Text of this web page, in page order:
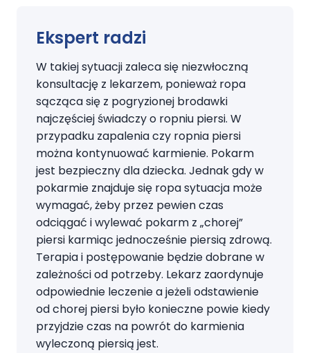
Ekspert radzi
W takiej sytuacji zaleca się niezwłoczną
konsultację z lekarzem, ponieważ ropa
sącząca się z pogryzionej brodawki
najczęściej świadczy o ropniu piersi. W
przypadku zapalenia czy ropnia piersi
można kontynuować karmienie. Pokarm
jest bezpieczny dla dziecka. Jednak gdy w
pokarmie znajduje się ropa sytuacja może
wymagać, żeby przez pewien czas
odciągać i wylewać pokarm z „chorej”
piersi karmiąc jednocześnie piersią zdrową.
Terapia i postępowanie będzie dobrane w
zależności od potrzeby. Lekarz zaordynuje
odpowiednie leczenie a jeżeli odstawienie
od chorej piersi było konieczne powie kiedy
przyjdzie czas na powrót do karmienia
wyleczoną piersią jest.